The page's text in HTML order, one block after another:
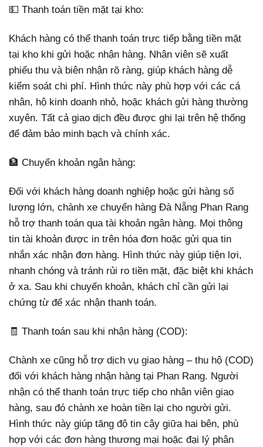
💵 Thanh toán tiền mặt tại kho:
Khách hàng có thể thanh toán trực tiếp bằng tiền mặt
tại kho khi gửi hoặc nhận hàng. Nhân viên sẽ xuất
phiếu thu và biên nhận rõ ràng, giúp khách hàng dễ
kiểm soát chi phí. Hình thức này phù hợp với các cá
nhân, hộ kinh doanh nhỏ, hoặc khách gửi hàng thường
xuyên. Tất cả giao dịch đều được ghi lại trên hệ thống
để đảm bảo minh bạch và chính xác.
🏦 Chuyển khoản ngân hàng:
Đối với khách hàng doanh nghiệp hoặc gửi hàng số
lượng lớn, chành xe chuyển hàng Đà Nẵng Phan Rang
hỗ trợ thanh toán qua tài khoản ngân hàng. Mọi thông
tin tài khoản được in trên hóa đơn hoặc gửi qua tin
nhắn xác nhận đơn hàng. Hình thức này giúp tiện lợi,
nhanh chóng và tránh rủi ro tiền mặt, đặc biệt khi khách
ở xa. Sau khi chuyển khoản, khách chỉ cần gửi lại
chứng từ để xác nhận thanh toán.
🧾 Thanh toán sau khi nhận hàng (COD):
Chành xe cũng hỗ trợ dịch vụ giao hàng – thu hộ (COD)
đối với khách hàng nhận hàng tại Phan Rang. Người
nhận có thể thanh toán trực tiếp cho nhân viên giao
hàng, sau đó chành xe hoàn tiền lại cho người gửi.
Hình thức này giúp tăng độ tin cậy giữa hai bên, phù
hợp với các đơn hàng thương mại hoặc đại lý phân